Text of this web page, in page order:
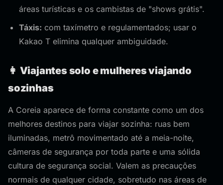
áreas turísticas e os cambistas de "shows grátis".
Táxis: com taxímetro e regulamentados; usar o
Kakao T elimina qualquer ambiguidade.
👩 Viajantes solo e mulheres viajando
sozinhas
A Coreia aparece de forma constante como um dos
melhores destinos para viajar sozinha: ruas bem
iluminadas, metrô movimentado até a meia-noite,
câmeras de segurança por toda parte e uma sólida
cultura de segurança social. Valem as precauções
normais de qualquer cidade, sobretudo nas áreas de